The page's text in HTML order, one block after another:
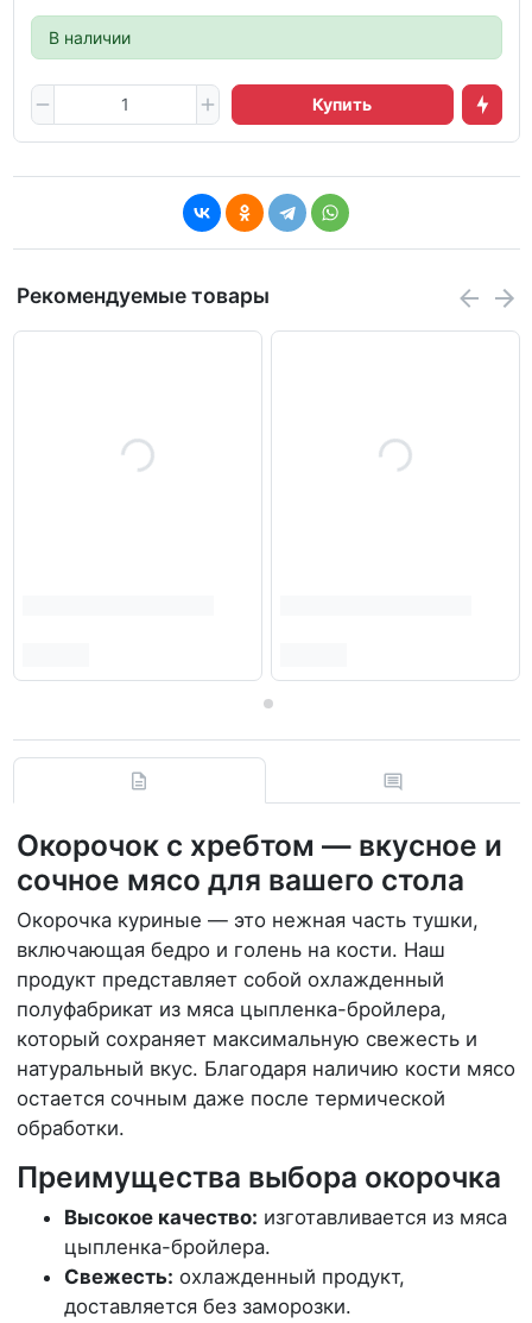
В наличии
Купить
Рекомендуемые товары
Окорочок с хребтом — вкусное и
сочное мясо для вашего стола
Окорочка куриные — это нежная часть тушки,
включающая бедро и голень на кости. Наш
продукт представляет собой охлажденный
полуфабрикат из мяса цыпленка-бройлера,
который сохраняет максимальную свежесть и
натуральный вкус. Благодаря наличию кости мясо
остается сочным даже после термической
обработки.
Преимущества выбора окорочка
Высокое качество: изготавливается из мяса
цыпленка-бройлера.
Свежесть: охлажденный продукт,
доставляется без заморозки.